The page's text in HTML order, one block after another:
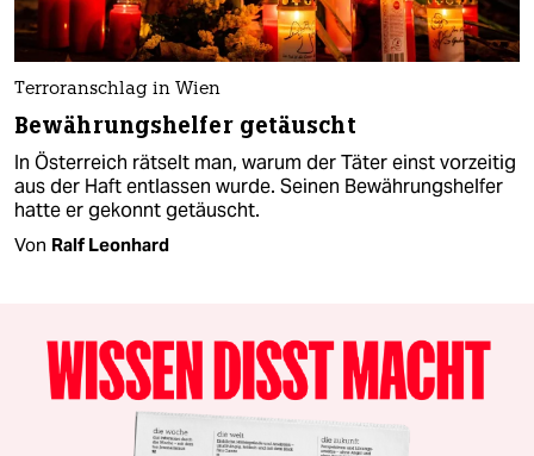
Terroranschlag in Wien
Bewährungshelfer getäuscht
In Österreich rätselt man, warum der Täter einst vorzeitig
aus der Haft entlassen wurde. Seinen Bewährungshelfer
hatte er gekonnt getäuscht.
Von Ralf Leonhard